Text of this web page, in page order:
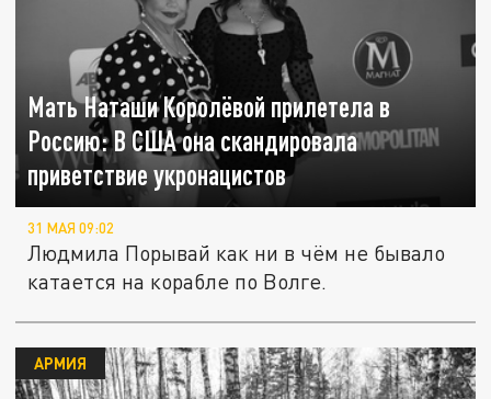
Мать Наташи Королёвой прилетела в
Россию: В США она скандировала
приветствие укронацистов
31 МАЯ 09:02
Людмила Порывай как ни в чём не бывало
катается на корабле по Волге.
АРМИЯ